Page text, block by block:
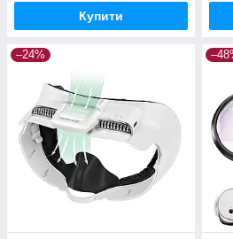
Купити
–24%